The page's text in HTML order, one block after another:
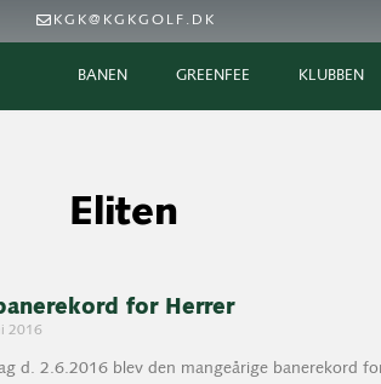
KGK@KGKGOLF.DK
BANEN GREENFEE KLUBBEN
Eliten
for Herrer
2016
d. 2.6.2016 blev den mangeårige banerekord